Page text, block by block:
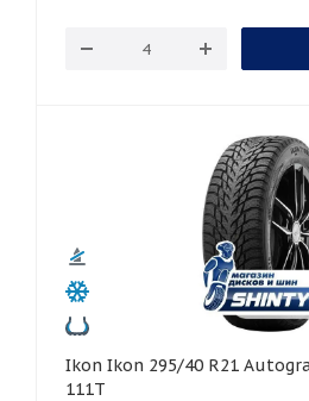
Ikon Ikon 295/40 R21 Autograph Snow 3 SUV
111T